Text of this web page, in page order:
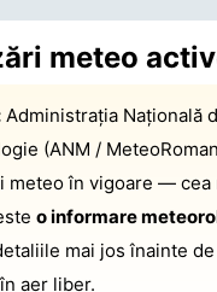
meteo
Administrația Națională
(ANM /
meteo în vigoare — cea
o informare
mai jos înainte
aer liber.